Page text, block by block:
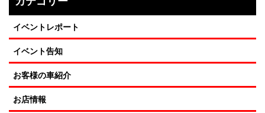
イベントレポート
イベント告知
お客様の車紹介
お店情報